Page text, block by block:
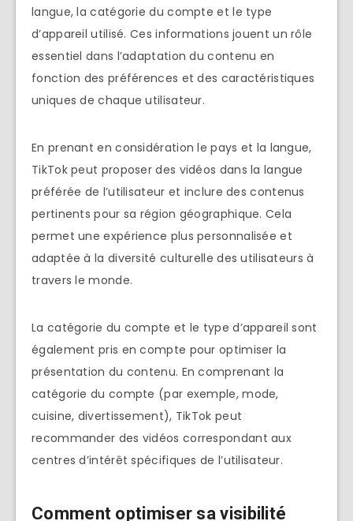
langue, la catégorie du compte et le type
d’appareil utilisé. Ces informations jouent un rôle
essentiel dans l’adaptation du contenu en
fonction des préférences et des caractéristiques
uniques de chaque utilisateur.
En prenant en considération le pays et la langue,
TikTok peut proposer des vidéos dans la langue
préférée de l’utilisateur et inclure des contenus
pertinents pour sa région géographique. Cela
permet une expérience plus personnalisée et
adaptée à la diversité culturelle des utilisateurs à
travers le monde.
La catégorie du compte et le type d’appareil sont
également pris en compte pour optimiser la
présentation du contenu. En comprenant la
catégorie du compte (par exemple, mode,
cuisine, divertissement), TikTok peut
recommander des vidéos correspondant aux
centres d’intérêt spécifiques de l’utilisateur.
Comment optimiser sa visibilité